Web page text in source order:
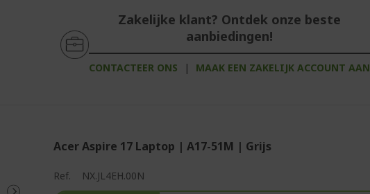
Zakelijke klant? Ontdek onze beste
aanbiedingen!
CONTACTEER ONS | MAAK EEN ZAKELIJK ACCOUNT AAN
Acer Aspire 17 Laptop | A17-51M | Grijs
Ref. NX.JL4EH.00N